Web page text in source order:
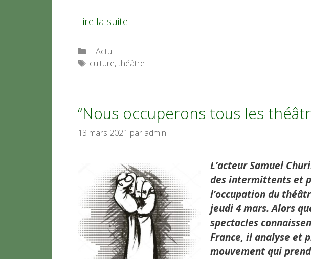
Lire la suite
Catégories
L'Actu
Étiquettes
culture,théâtre
“Nous occuperons tous les
13 mars 2021 par admin
L’acteur Samuel
des intermittents et
l’occupation du
jeudi 4 mars. Alors
spectacles
France, il analyse et
mouvement qui